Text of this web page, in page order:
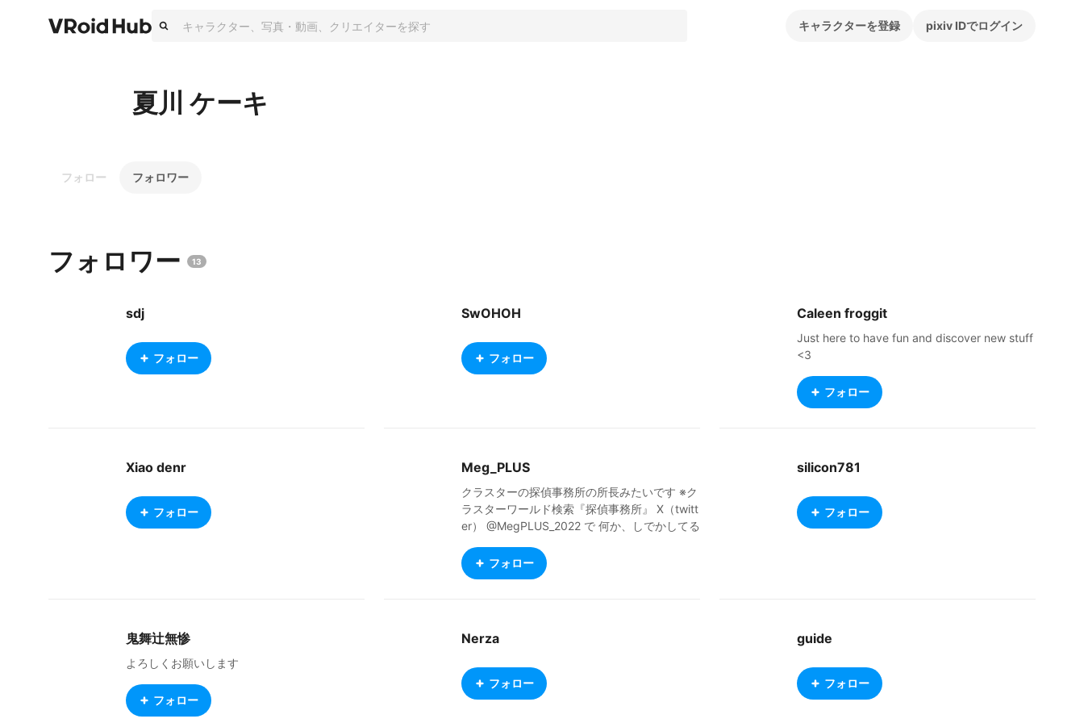
キャラクターを登録 pixiv IDでログイン
夏川 ケーキ
フォロー フォロワー
フォロワー 13
sdj
フォロー
SwOHOH
フォロー
Caleen froggit
Just here to have fun and discover new stuff
<3
フォロー
Xiao denr
フォロー
Meg_PLUS
クラスターの探偵事務所の所長みたいです ※ク
ラスターワールド検索『探偵事務所』 X（twitt
er） @MegPLUS_2022 で 何か、しでかしてる
フォロー
silicon781
フォロー
鬼舞辻無惨
よろしくお願いします
フォロー
Nerza
フォロー
guide
フォロー